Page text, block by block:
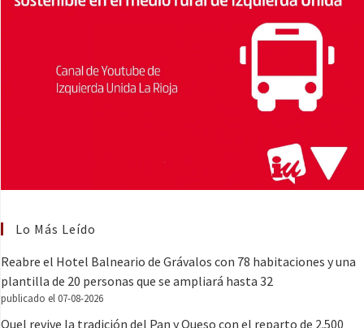
Lo Más Leído
Reabre el Hotel Balneario de Grávalos con 78 habitaciones y una
plantilla de 20 personas que se ampliará hasta 32
publicado el 07-08-2026
Quel revive la tradición del Pan y Queso con el reparto de 2.500